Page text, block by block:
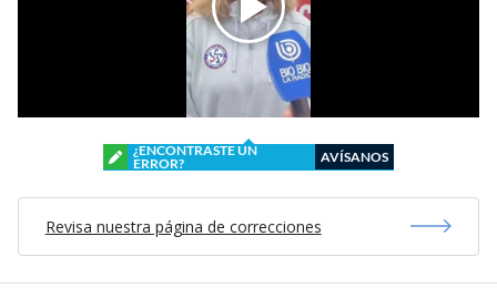
¿ENCONTRASTE UN
ERROR?
AVÍSANOS
Revisa nuestra página de correcciones